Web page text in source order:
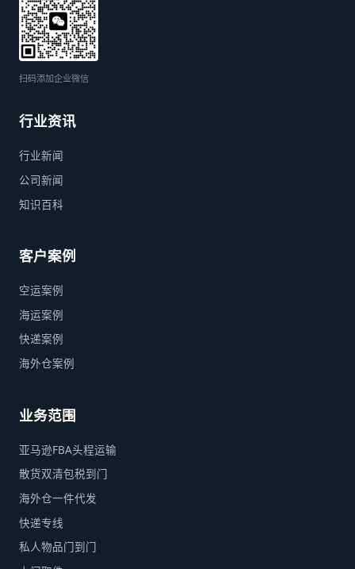
扫码添加企业微信
行业资讯
行业新闻
公司新闻
知识百科
客户案例
空运案例
海运案例
快递案例
海外仓案例
业务范围
亚马逊FBA头程运输
散货双清包税到门
海外仓一件代发
快递专线
私人物品门到门